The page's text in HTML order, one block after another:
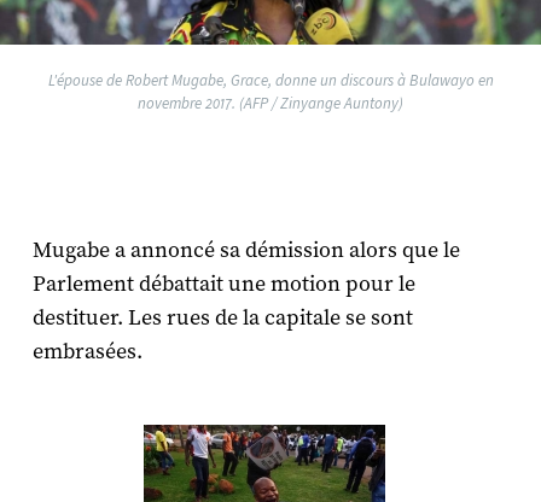
L'épouse de Robert Mugabe, Grace, donne un discours à Bulawayo en
novembre 2017. (AFP / Zinyange Auntony)
Mugabe a annoncé sa démission alors que le
Parlement débattait une motion pour le
destituer. Les rues de la capitale se sont
embrasées.